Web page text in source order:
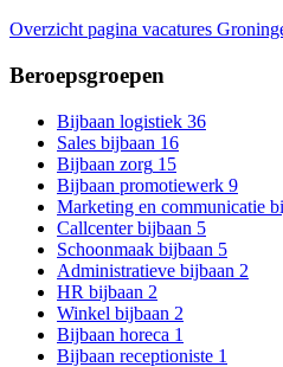
Overzicht pagina vacatures
Beroepsgroepen
Bijbaan logistiek 36
Sales bijbaan 16
Bijbaan zorg 15
Bijbaan promotiewerk 9
Marketing en communicatie
Callcenter bijbaan 5
Schoonmaak bijbaan 5
Administratieve bijbaan 2
HR bijbaan 2
Winkel bijbaan 2
Bijbaan horeca 1
Bijbaan receptioniste 1